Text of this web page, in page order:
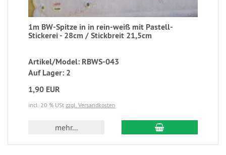
1m BW-Spitze in in rein-weiß mit Pastell-
Stickerei - 28cm / Stickbreit 21,5cm
Artikel/Model: RBWS-043
Auf Lager: 2
1,90 EUR
incl. 20 % USt zzgl. Versandkosten
mehr...